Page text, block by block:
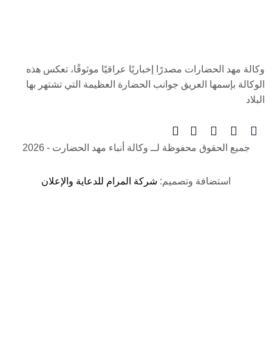
وكالة مهد الحضارات مصدرًا إخباريًا عراقيًا موثوقًا، تعكس هذه
الوكالة بإسمها العريق جوانب الحضارة العظيمة التي تشتهر بها
البلاد
جميع الحقوق محفوظة لــ وكالة أنباء مهد الحضارت - 2026
استضافة وتصميم: شركة المرام للدعاية والإعلان